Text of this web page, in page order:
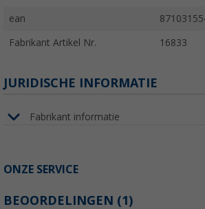
ean
Fabrikant Artikel Nr. 16833
JURIDISCHE INFORMATIE
Fabrikant informatie
ONZE SERVICE
BEOORDELINGEN (1)